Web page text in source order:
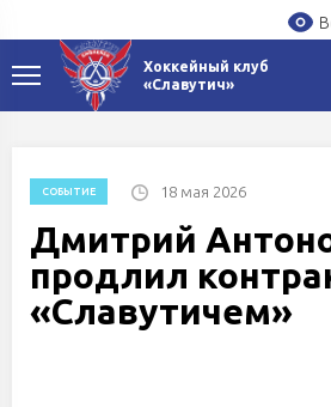
Хоккейный клуб
«Славутич»
СОБЫТИЕ 18 мая 2026
Дмитрий
продлил
«Славутичем»